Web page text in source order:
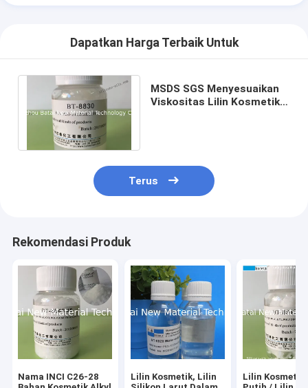
Dapatkan Harga Terbaik Untuk
MSDS SGS Menyesuaikan
Viskositas Lilin Kosmetik
Terus
Rekomendasi Produk
Nama INCI C26-28
Lilin Kosmetik, Lilin
Lilin Kosmetik